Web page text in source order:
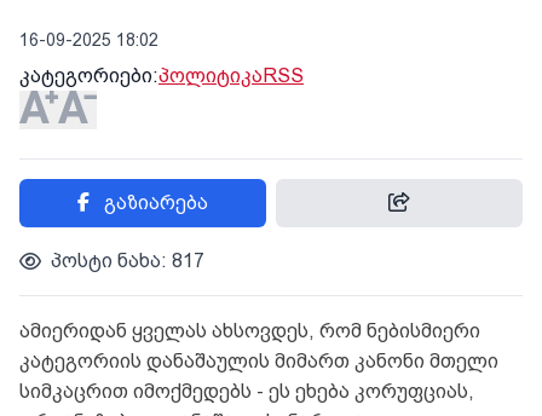
16-09-2025 18:02
კატეგორიები:პოლიტიკა RSS
გაზიარება
პოსტი ნახა: 817
ამიერიდან ყველას ახსოვდეს, რომ ნებისმიერი
კატეგორიის დანაშაულის მიმართ კანონი მთელი
სიმკაცრით იმოქმედებს - ეს ეხება კორუფციას,